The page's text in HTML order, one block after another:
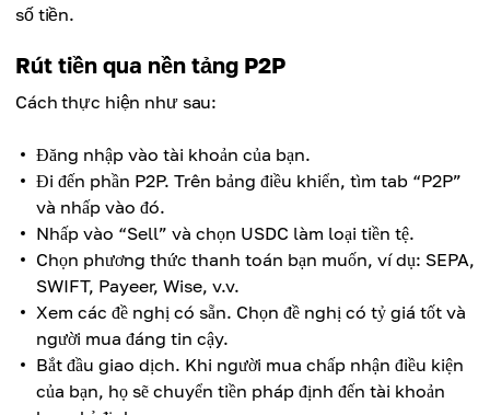
số tiền.
Rút tiền qua nền tảng P2P
Cách thực hiện như sau:
Đăng nhập vào tài khoản của bạn.
Đi đến phần P2P. Trên bảng điều khiển, tìm tab “P2P”
và nhấp vào đó.
Nhấp vào “Sell” và chọn USDC làm loại tiền tệ.
Chọn phương thức thanh toán bạn muốn, ví dụ: SEPA,
SWIFT, Payeer, Wise, v.v.
Xem các đề nghị có sẵn. Chọn đề nghị có tỷ giá tốt và
người mua đáng tin cậy.
Bắt đầu giao dịch. Khi người mua chấp nhận điều kiện
của bạn, họ sẽ chuyển tiền pháp định đến tài khoản